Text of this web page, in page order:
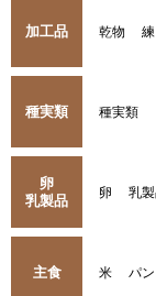
加工品 乾物
種実類 種実類
卵
乳製品
卵 乳
主食 米 パン